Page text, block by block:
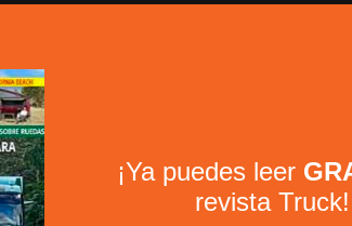
¡Ya puedes leer
revista Truck!